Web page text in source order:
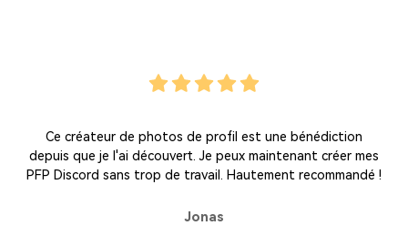
Ce créateur de photos de profil est une bénédiction
depuis que je l'ai découvert. Je peux maintenant créer mes
PFP Discord sans trop de travail. Hautement recommandé !
Jonas